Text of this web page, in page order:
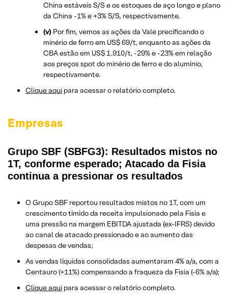
China estáveis S/S e os estoques de aço longo e plano
da China -1% e +3% S/S, respectivamente.
(v) Por fim, vemos as ações da Vale precificando o
minério de ferro em US$ 69/t, enquanto as ações da
CBA estão em US$ 1.910/t, -29% e -23% em relação
aos preços spot do minério de ferro e do alumínio,
respectivamente.
​Clique aqui para acessar o relatório completo.
Empresas
Grupo SBF (SBFG3): Resultados mistos no
1T, conforme esperado; Atacado da Fisia
continua a pressionar os resultados
O Grupo SBF reportou resultados mistos no 1T, com um
crescimento tímido da receita impulsionado pela Fisia e
uma pressão na margem EBITDA ajustada (ex-IFRS) devido
ao canal de atacado pressionado e ao aumento das
despesas de vendas;
As vendas líquidas consolidadas aumentaram 4% a/a, com a
Centauro (+11%) compensando a fraqueza da Fisia (-6% a/a);
Clique aqui para acessar o relatório completo.